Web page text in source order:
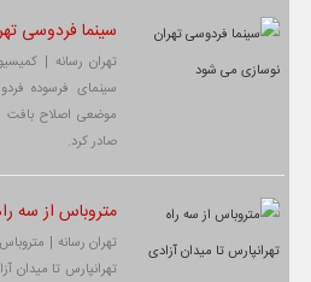
سینما فردوسی
سینمای فرسوده
صادر کرد.
متروباس از سه
تهران رسانه |
تهرانپارس تا میدان